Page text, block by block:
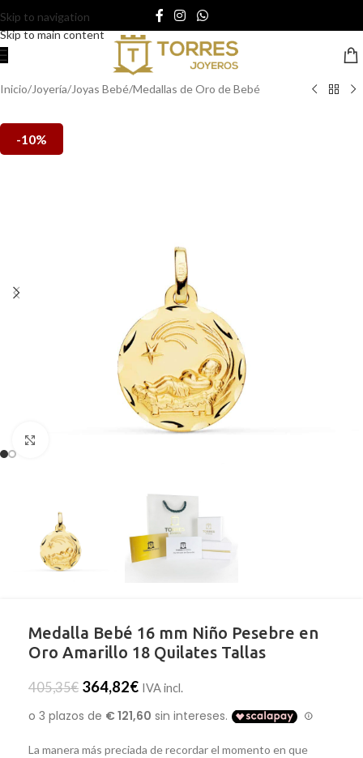
Skip to navigation
Skip to main content
Inicio/Joyería/Joyas Bebé/Medallas de Oro de Bebé
-10%
Medalla Bebé 16 mm Niño Pesebre en
Oro Amarillo 18 Quilates Tallas
405,35€ 364,82€ IVA incl.
La manera más preciada de recordar el momento en que